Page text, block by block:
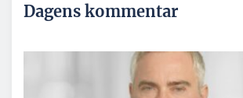
Dagens kommentar